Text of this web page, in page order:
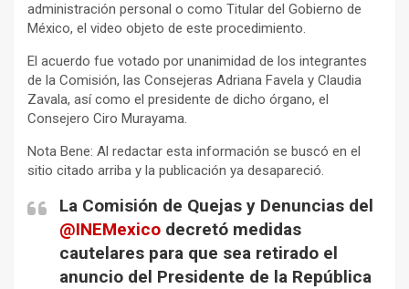
administración personal o como Titular del Gobierno de
México, el video objeto de este procedimiento.
El acuerdo fue votado por unanimidad de los integrantes
de la Comisión, las Consejeras Adriana Favela y Claudia
Zavala, así como el presidente de dicho órgano, el
Consejero Ciro Murayama.
Nota Bene: Al redactar esta información se buscó en el
sitio citado arriba y la publicación ya desapareció.
La Comisión de Quejas y Denuncias del
@INEMexico decretó medidas
cautelares para que sea retirado el
anuncio del Presidente de la República